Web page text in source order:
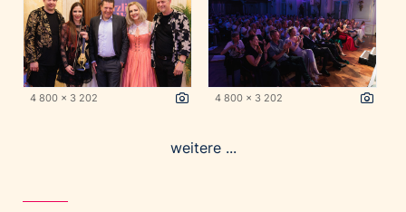
4 800 x 3 202 4 800 x 3 202
weitere ...